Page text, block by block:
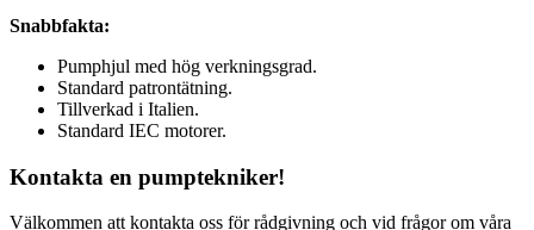
Snabbfakta:
Pumphjul med hög verkningsgrad.
Standard patrontätning.
Tillverkad i Italien.
Standard IEC motorer.
Kontakta en pumptekniker!
Välkommen att kontakta oss för rådgivning och vid frågor om våra